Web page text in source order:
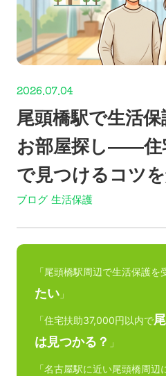
2026.07.04
尾頭橋駅で生活
お部屋探し——住
で見つけるコツ
ブログ 生活保護
「尾頭橋駅周辺で生活保護を
たい 」
「住宅扶助37,000円以内で
は見つかる？ 」
「名古屋駅に近い尾頭橋周辺